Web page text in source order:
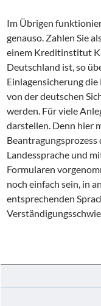
Im Übrigen
genauso. Zahlen Sie
einem Kreditinstitut
Deutschland ist, so
Einlagensicherung
von der deutschen
werden. Für viele
darstellen. Denn hier
Landessprache und
Formularen
noch einfach sein, in
entsprechenden